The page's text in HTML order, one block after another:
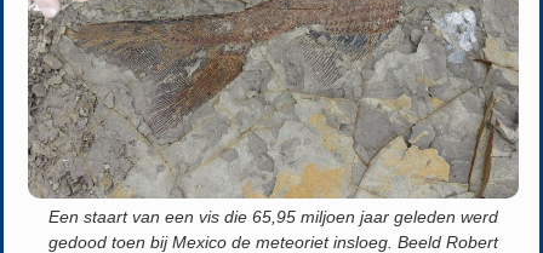
Een staart van een vis die 65,95 miljoen jaar geleden werd
­gedood toen bij Mexico de meteoriet insloeg. Beeld Robert